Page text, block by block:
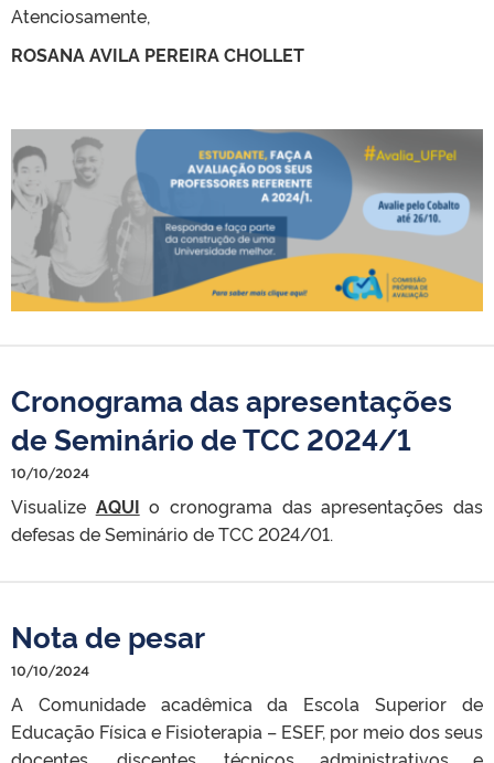
Atenciosamente,
ROSANA AVILA PEREIRA CHOLLET
Cronograma das apresentações
de Seminário de TCC 2024/1
10/10/2024
Visualize AQUI o cronograma das apresentações das
defesas de Seminário de TCC 2024/01.
Nota de pesar
10/10/2024
A Comunidade acadêmica da Escola Superior de
Educação Física e Fisioterapia – ESEF, por meio dos seus
docentes, discentes, técnicos administrativos e